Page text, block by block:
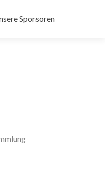
Sponsoren